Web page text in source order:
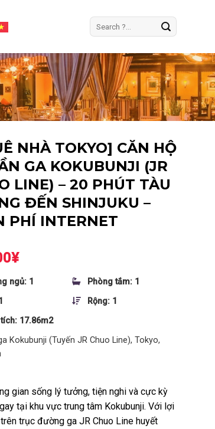
Tìm
kiếm:
NHÀ TOKYO] CĂN HỘ
GA KOKUBUNJI (JR
LINE) – 20 PHÚT TÀU
ĐẾN SHINJUKU –
PHÍ INTERNET
¥
ngủ: 1
Phòng tắm: 1
Rộng: 1
tích: 17.86m2
Kokubunji (Tuyến JR Chuo Line), Tokyo,
gian sống lý tưởng, tiện nghi và cực kỳ
tại khu vực trung tâm Kokubunji. Với lợi
trục đường ga JR Chuo Line huyết